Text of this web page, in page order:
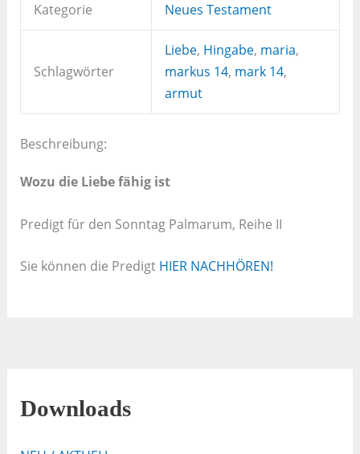
Kategorie Neues Testament
Schlagwörter
Liebe, Hingabe, maria,
markus 14, mark 14,
armut
Beschreibung:
Wozu die Liebe fähig ist
Predigt für den Sonntag Palmarum, Reihe II
Sie können die Predigt HIER NACHHÖREN!
Downloads